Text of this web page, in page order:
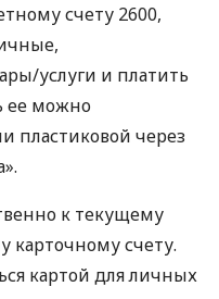
счету 2600,
услуги и платить
ее можно
пластиковой через
к текущему
карточному счету.
картой для личных